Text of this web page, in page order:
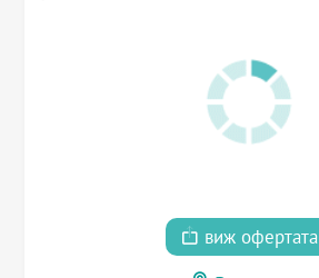
виж офертата